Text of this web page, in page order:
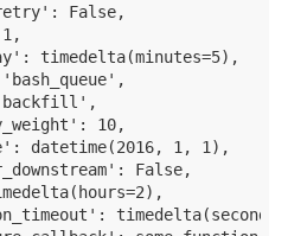
False,
timedelta(minutes=5),
10,
datetime(2016, 1, 1),
False,